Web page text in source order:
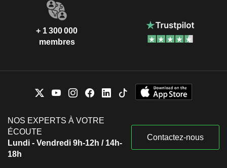
+ 1 300 000
membres
NOS EXPERTS À VOTRE
ÉCOUTE
Lundi - Vendredi 9h-12h / 14h-
18h
Contactez-nous